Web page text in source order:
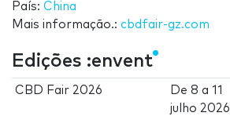
País: China
Mais informação.: cbdfair-gz.com
Edições :envent
CBD Fair 2026 De8 a11
julho 2026